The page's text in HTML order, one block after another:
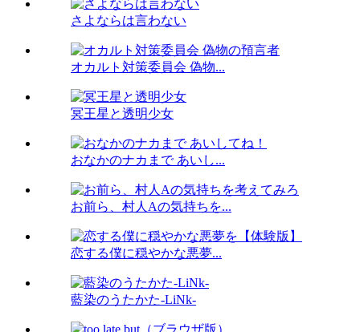
さよならは言わない
オカルト対策委員会 偽物...
冥王星と透明少女
おなかのナカまで あいし...
お前ら、村人Aの気持ちを...
恋する僕に穏やかな悪夢...
藍染のうたかた-LiNk-